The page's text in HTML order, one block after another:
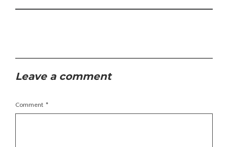
Leave a comment
Comment *